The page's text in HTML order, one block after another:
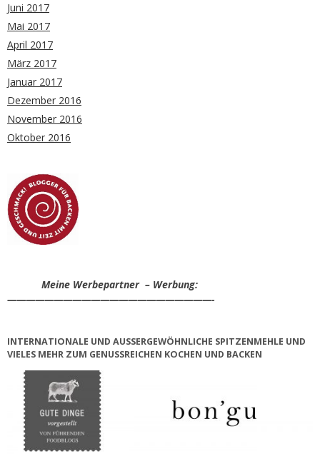
Juni 2017
Mai 2017
April 2017
März 2017
Januar 2017
Dezember 2016
November 2016
Oktober 2016
Meine Werbepartner – Werbung:
——————————————————————-
INTERNATIONALE UND AUSSERGEWÖHNLICHE SPITZENMEHLE UND V
IELES MEHR ZUM GENUSSREICHEN KOCHEN UND BACKEN